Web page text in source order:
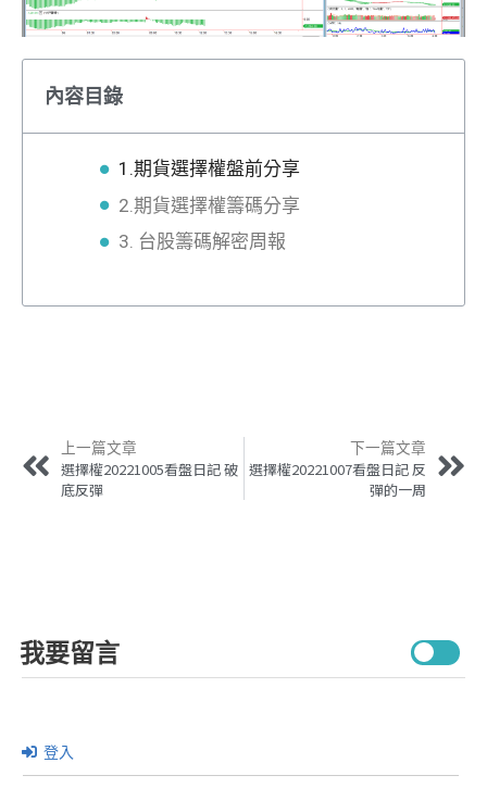
內容目錄
1.期貨選擇權盤前分享
2.期貨選擇權籌碼分享
3. 台股籌碼解密周報
上一篇文章
選擇權20221005看盤日記 破
底反彈
下一篇文章
選擇權20221007看盤日記 反
彈的一周
我要留言
登入